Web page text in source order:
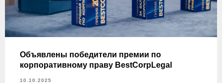
Объявлены победители премии по
корпоративному праву BestCorpLegal
10.10.2025